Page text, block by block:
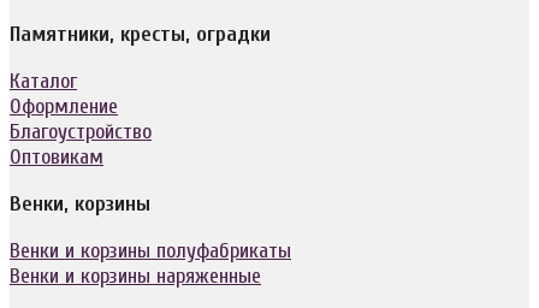
Памятники, кресты, оградки
Каталог
Оформление
Благоустройство
Оптовикам
Венки, корзины
Венки и корзины полуфабрикаты
Венки и корзины наряженные